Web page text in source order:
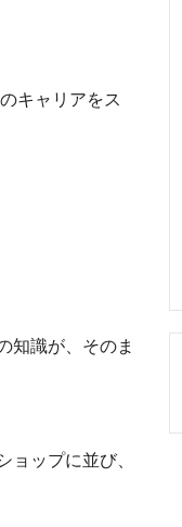
キャリアをス
知識が、そのま
ップに並び、